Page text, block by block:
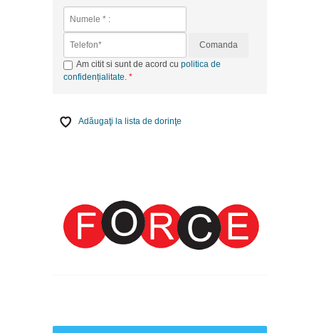
Comanda
Am citit si sunt de acord cu politica de
confidențialitate.
Adăugaţi la lista de dorinţe